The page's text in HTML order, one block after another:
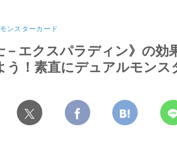
モンスターカード
－エクスパラディン》の効
う！素直にデュアルモンス